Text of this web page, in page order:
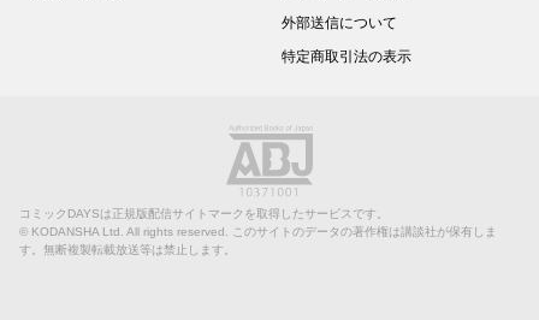
外部送信について
特定商取引法の表示
コミックDAYSは正規版配信サイトマークを取得したサービスです。
© KODANSHA Ltd. All rights reserved. このサイトのデータの著作権は講談社が保有しま
す。無断複製転載放送等は禁止します。